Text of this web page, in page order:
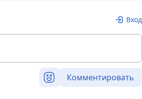
Вход
Комментировать